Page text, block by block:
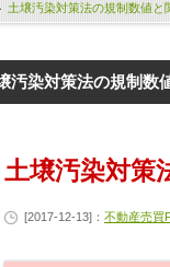
土壌汚染対策法の規制数値
汚染対策法の規制数
土壌汚染対策
[2017-12-13]： 不動産売買